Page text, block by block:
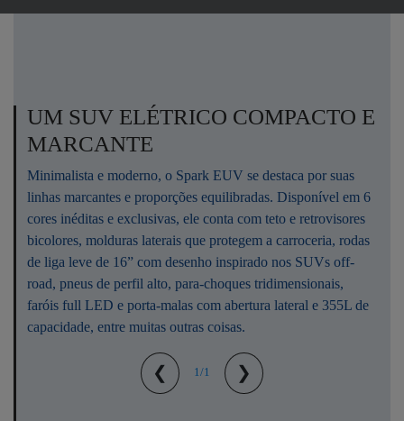
UM SUV ELÉTRICO COMPACTO E
MARCANTE
Minimalista e moderno, o Spark EUV se destaca por suas
linhas marcantes e proporções equilibradas. Disponível em 6
cores inéditas e exclusivas, ele conta com teto e retrovisores
bicolores, molduras laterais que protegem a carroceria, rodas
de liga leve de 16” com desenho inspirado nos SUVs off-
road, pneus de perfil alto, para-choques tridimensionais,
faróis full LED e porta-malas com abertura lateral e 355L de
capacidade, entre muitas outras coisas.
❮ 1/1 ❯